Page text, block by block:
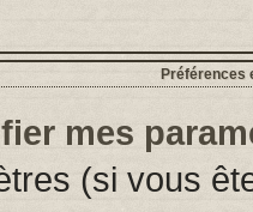
Préférences
mes
(si vous